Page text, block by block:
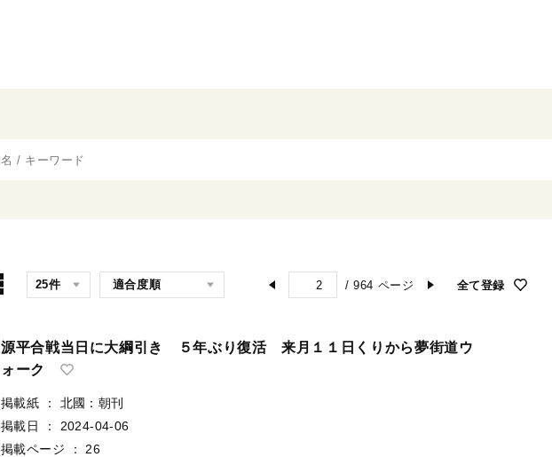
/ 964 ページ 全て登録
源平合戦当日に大綱引き ５年ぶり復活 来月１１日くりから夢街道ウ
ォーク
掲載紙 ：
北國：朝刊
掲載日
：
2024-04-06
掲載ページ
：
26